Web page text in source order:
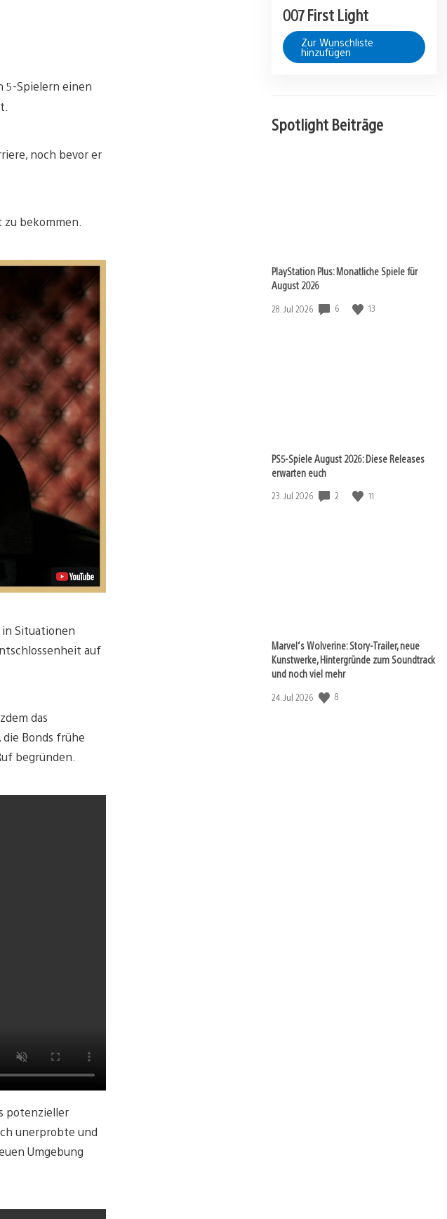
5-Spielern einen
noch bevor er
bekommen.
Situationen
auf
das
Bonds frühe
begründen.
potenzieller
unerprobte und
Umgebung
007 First Light
Zur Wunschliste
hinzufügen
Spotlight Beiträge
PlayStation Plus: Monatliche Spiele für
August 2026
Veröffentlichungsdatum:
28. Jul 2026 6 13
PS5-Spiele August 2026: Diese Releases
erwarten euch
Veröffentlichungsdatum:
23. Jul 2026 2 11
Marvel‘s Wolverine: Story-Trailer, neue
Kunstwerke, Hintergründe zum Soundtrack
und noch viel mehr
Veröffentlichungsdatum:
24. Jul 2026 8